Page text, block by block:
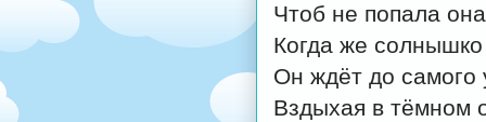
Чтоб не попала
Когда же солнышко
Он ждёт до самого
Вздыхая в тёмном